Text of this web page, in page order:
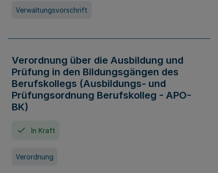
Verwaltungsvorschrift
Verordnung über die Ausbildung und
Prüfung in den Bildungsgängen des
Berufskollegs (Ausbildungs- und
Prüfungsordnung Berufskolleg - APO-
BK)
In Kraft
Verordnung